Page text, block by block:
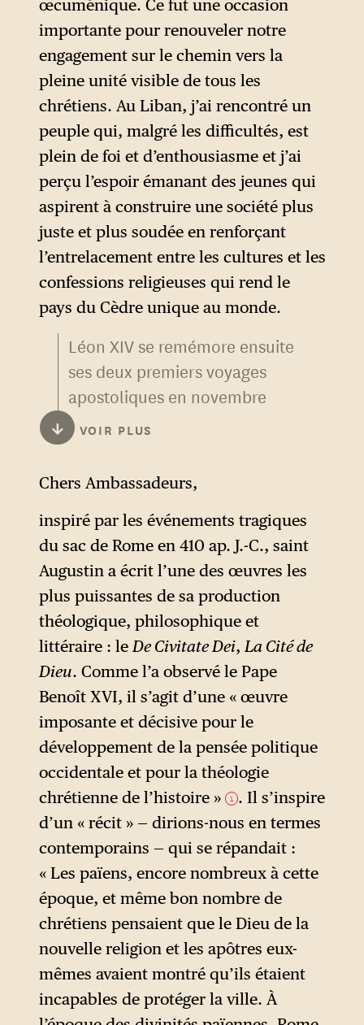
catholiques dans l’armée
italienne, puis les audiences
qu’il a très vite accordées, au
Vatican, au président de la
République italienne, Sergio
Mattarella, fervent catholique,
et à la présidente du Conseil
Giorgia Meloni, qui s’est elle-
même définie d’abord comme
une mère de famille
chrétienne.
Le président Mattarella l’a en
retour reçu en grande pompe
en octobre 2025, dans sa
résidence du Quirinal, l’ancien
palais d’été des papes
confisqué par le royaume
d’Italie lors de la prise de
Rome en 1870.
Enfin, la mention d’une
installation agrivoltaïque au
Vatican — comme celle d’une
« ferme durable » dans sa
résidence privée de
Castelgandolfo — permet à
Léon XIV de reprendre
subtilement la préoccupation
environnementale chère au
pape François.
œcuménique. Ce fut une occasion
importante pour renouveler notre
engagement sur le chemin vers la
pleine unité visible de tous les
chrétiens. Au Liban, j’ai rencontré un
peuple qui, malgré les difficultés, est
plein de foi et d’enthousiasme et j’ai
perçu l’espoir émanant des jeunes qui
aspirent à construire une société plus
juste et plus soudée en renforçant
l’entrelacement entre les cultures et les
confessions religieuses qui rend le
pays du Cèdre unique au monde.
Léon XIV se remémore ensuite
ses deux premiers voyages
apostoliques en novembre
dernier, en Turquie, pour
commémorer le 1700e
anniversaire du concile de
Nicée, le premier concile
œcuménique du monde
chrétien, et au Liban, en signe
de proximité avec son peuple
éprouvé par la crise
économique.
↓ VOIR PLUS
Chers Ambassadeurs,
inspiré par les événements tragiques
du sac de Rome en 410 ap. J.-C., saint
Augustin a écrit l’une des œuvres les
plus puissantes de sa production
théologique, philosophique et
littéraire : leDe Civitate Dei,La Cité de
Dieu. Comme l’a observé le Pape
Benoît XVI, il s’agit d’une « œuvre
imposante et décisive pour le
développement de la pensée politique
occidentale et pour la théologie
chrétienne de l’histoire » 1 . Il s’inspire
d’un « récit » — dirions-nous en termes
contemporains — qui se répandait :
« Les païens, encore nombreux à cette
époque, et même bon nombre de
chrétiens pensaient que le Dieu de la
nouvelle religion et les apôtres eux-
mêmes avaient montré qu’ils étaient
incapables de protéger la ville. À